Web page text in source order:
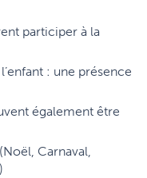
participer à la
: une présence
également être
Carnaval,